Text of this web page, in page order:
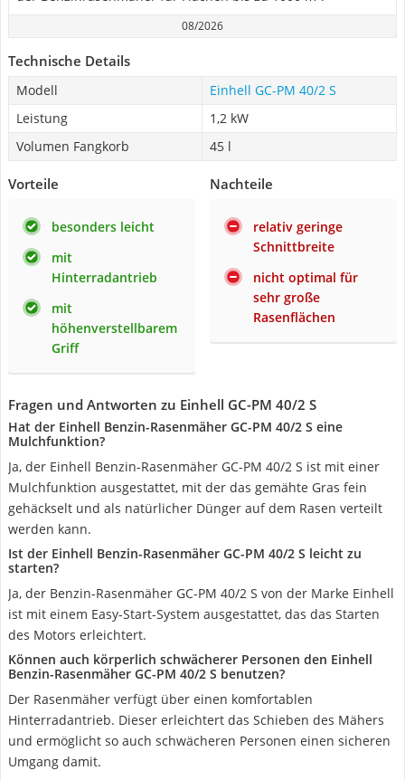
08/2026
Technische Details
Modell
Einhell GC-PM 40/2 S
Leistung
1,2 kW
Volumen Fangkorb
45 l
Vorteile
besonders leicht
mit
Hinterradantrieb
mit
höhenverstellbarem
Griff
Nachteile
relativ geringe
Schnittbreite
nicht optimal für
sehr große
Rasenflächen
Fragen und Antworten zu Einhell GC-PM 40/2 S
Hat der Einhell Benzin-Rasenmäher GC-PM 40/2 S eine
Mulchfunktion?
Ja, der Einhell Benzin-Rasenmäher GC-PM 40/2 S ist mit einer
Mulchfunktion ausgestattet, mit der das gemähte Gras fein
gehäckselt und als natürlicher Dünger auf dem Rasen verteilt
werden kann.
Ist der Einhell Benzin-Rasenmäher GC-PM 40/2 S leicht zu
starten?
Ja, der Benzin-Rasenmäher GC-PM 40/2 S von der Marke Einhell
ist mit einem Easy-Start-System ausgestattet, das das Starten
des Motors erleichtert.
Können auch körperlich schwächerer Personen den Einhell
Benzin-Rasenmäher GC-PM 40/2 S benutzen?
Der Rasenmäher verfügt über einen komfortablen
Hinterradantrieb. Dieser erleichtert das Schieben des Mähers
und ermöglicht so auch schwächeren Personen einen sicheren
Umgang damit.